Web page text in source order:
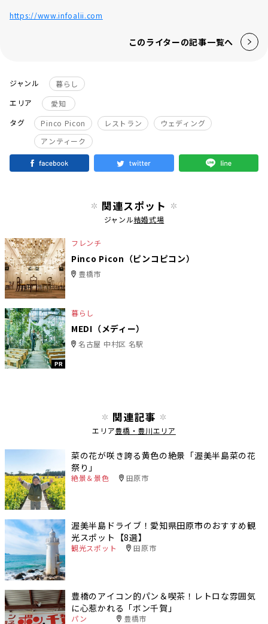
https://www.infoalii.com
このライターの記事一覧へ
ジャンル
暮らし
エリア
愛知
タグ
Pinco Picon レストラン
ウェディング
アンティーク
関連スポット
ジャンル結婚式場
フレンチ
Pinco Picon（ピンコピコン）
豊橋市
PR
暮らし
MEDI（メディー）
名古屋 中村区 名駅
関連記事
エリア豊橋・豊川エリア
菜の花が咲き誇る黄色の絶景「渥美半島菜の花
祭り」
絶景＆景色 田原市
渥美半島ドライブ！愛知県田原市のおすすめ観
光スポット【8選】
観光スポット 田原市
豊橋のアイコン的パン＆喫茶！レトロな雰囲気
に心惹かれる「ボン千賀」
パン 豊橋市